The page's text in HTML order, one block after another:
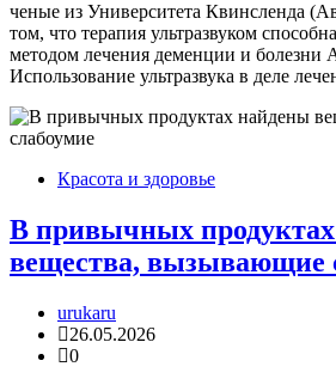
ченые из Университета Квинсленда
том, что терапия ультразвуком
методом лечения деменции и болезни
Использование ультразвука в деле
Красота и здоровье
В привычных
вещества, вызывающие
urukaru
26.05.2026
0